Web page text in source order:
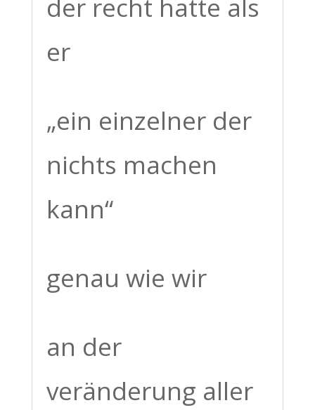
der recht hatte als
er
„ein einzelner der
nichts machen
kann“
genau wie wir
an der
veränderung aller